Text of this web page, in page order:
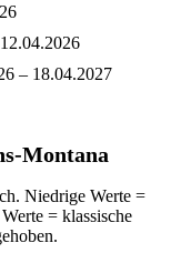
– 18.04.2027
Montana
Niedrige Werte =
= klassische